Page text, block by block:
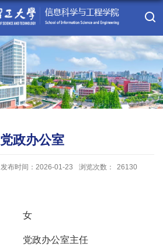
党政办公室
发布时间：2026-01-23 浏览次数： 26130
女
党政办公室主任